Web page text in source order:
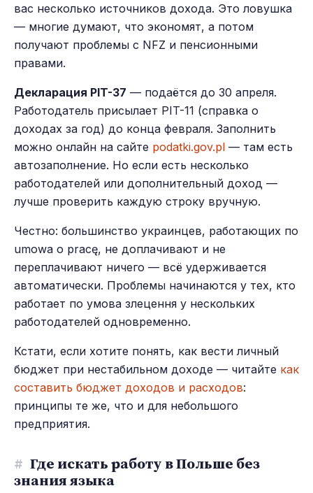
вас несколько источников дохода. Это ловушка
— многие думают, что экономят, а потом
получают проблемы с NFZ и пенсионными
правами.
Декларация PIT-37 — подаётся до 30 апреля.
Работодатель присылает PIT-11 (справка о
доходах за год) до конца февраля. Заполнить
можно онлайн на сайте podatki.gov.pl — там есть
автозаполнение. Но если есть несколько
работодателей или дополнительный доход —
лучше проверить каждую строку вручную.
Честно: большинство украинцев, работающих по
umowa o pracę, не доплачивают и не
переплачивают ничего — всё удерживается
автоматически. Проблемы начинаются у тех, кто
работает по умова злецення у нескольких
работодателей одновременно.
Кстати, если хотите понять, как вести личный
бюджет при нестабильном доходе — читайте как
составить бюджет доходов и расходов:
принципы те же, что и для небольшого
предприятия.
# Где искать работу в Польше без
знания языка